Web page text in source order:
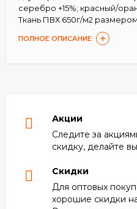
серебро +15%; красный/
Ткань ПВХ 650г/м2
ПОЛНОЕ ОПИСАНИЕ
Акции
Следите за
скидку, делайте
Скидки
Для оптовых
хорошие скидки